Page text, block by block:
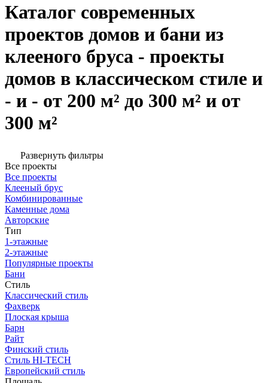
Каталог современных
проектов домов и бани из
клееного бруса - проекты
домов в классическом стиле и
- и - от 200 м² до 300 м² и от
300 м²
Развернуть фильтры
Все проекты
Все проекты
Клееный брус
Комбинированные
Каменные дома
Авторские
Тип
1-этажные
2-этажные
Популярные проекты
Бани
Стиль
Классический стиль
Фахверк
Плоская крыша
Барн
Райт
Финский стиль
Стиль HI-TECH
Европейский стиль